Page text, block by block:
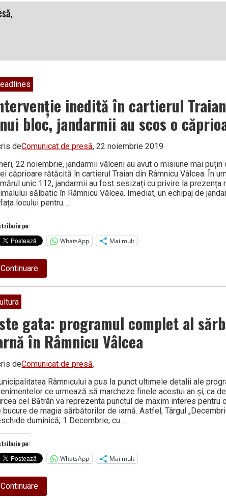
inedită în cartierul
bloc, jandarmii au scos o
deComunicat de presă, 22 noiembrie 2019
22 noiembrie, jandarmii vâlceni au avut o misiune mai puțin
căprioare rătăcită în cartierul Traian din Râmnicu Vâlcea. În
unic 112, jandarmii au fost sesizați cu privire la prezența
sălbatic în Râmnicu Vâlcea. Imediat, un echipaj de
fața locului pentru…
pe:
WhatsApp
Mai mult
Continuareabout
Intervenție
inedită
din
scara
unui
bloc,
jandarmii
scos
căprioară
gata: programul complet al
în Râmnicu Vâlcea
deComunicat de presă,
Râmnicului a pus la punct ultimele detalii ale
ce urmează să marcheze finele acestui an şi, ca
cel Bătrân va reprezenta punctul de maxim interes pentru
bucure de magia sărbătorilor de iarnă. Astfel, Târgul
duminică, 1 Decembrie, cu…
pe:
WhatsApp
Mai mult
Continuareabout
Este